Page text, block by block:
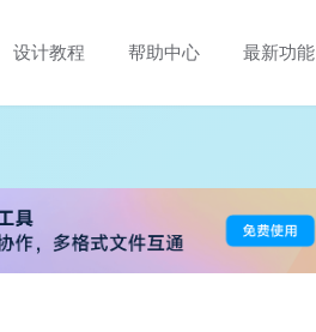
设计教程 帮助中心 最新功能